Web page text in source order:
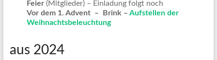
Feier(Mitglieder) – Einladung folgt noch
Vor dem 1. Advent – Brink – Aufstellen der
Weihnachtsbeleuchtung
aus 2024